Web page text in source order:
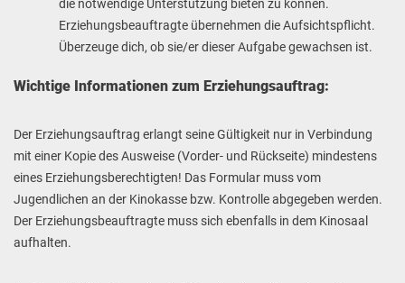
die notwendige Unterstützung bieten zu können.
Erziehungsbeauftragte übernehmen die Aufsichtspflicht.
Überzeuge dich, ob sie/er dieser Aufgabe gewachsen ist.
Wichtige Informationen zum Erziehungsauftrag:
Der Erziehungsauftrag erlangt seine Gültigkeit nur in Verbindung
mit einer Kopie des Ausweise (Vorder- und Rückseite) mindestens
eines Erziehungsberechtigten! Das Formular muss vom
Jugendlichen an der Kinokasse bzw. Kontrolle abgegeben werden.
Der Erziehungsbeauftragte muss sich ebenfalls in dem Kinosaal
aufhalten.